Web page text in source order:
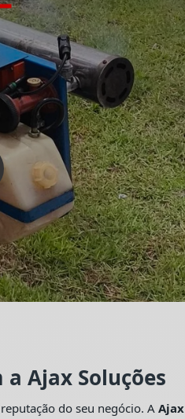
Ajax Soluções
do seu negócio. AAjax